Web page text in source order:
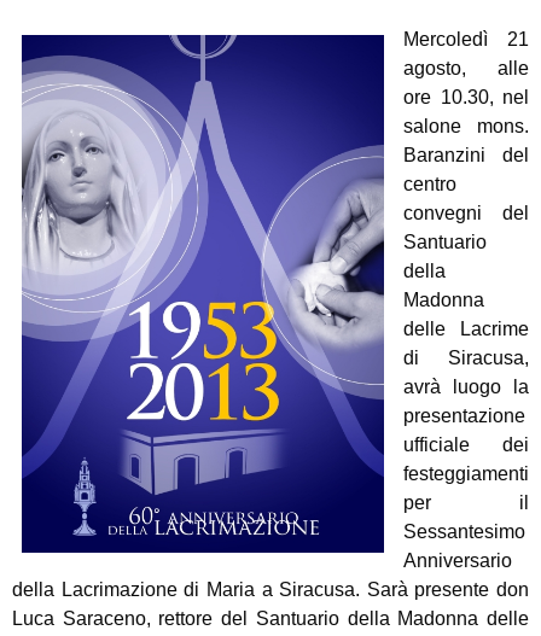
Mercoledì 21
agosto, alle
ore 10.30, nel
salone mons.
Baranzini del
centro
convegni del
Santuario
della
Madonna
delle Lacrime
di Siracusa,
avrà luogo la
presentazione
ufficiale dei
festeggiamenti
per il
Sessantesimo
Anniversario
della Lacrimazione di Maria a Siracusa. Sarà presente don
Luca Saraceno, rettore del Santuario della Madonna delle